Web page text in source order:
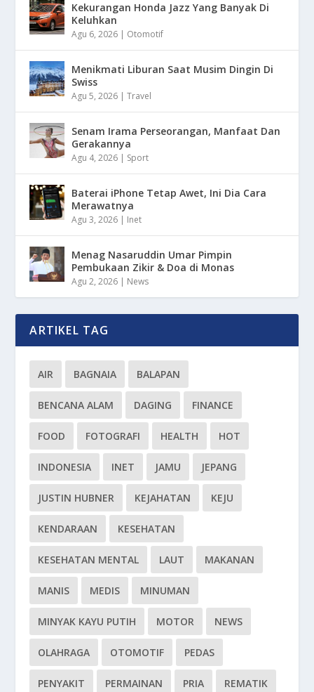
Kekurangan Honda Jazz Yang Banyak Di
Keluhkan
Agu 6, 2026 | Otomotif
Menikmati Liburan Saat Musim Dingin Di
Swiss
Agu 5, 2026 |Travel
Senam Irama Perseorangan, Manfaat Dan
Gerakannya
Agu 4, 2026 | Sport
Baterai iPhone Tetap Awet, Ini Dia Cara
Merawatnya
Agu 3, 2026 | Inet
Menag Nasaruddin Umar Pimpin
Pembukaan Zikir & Doa di Monas
Agu 2, 2026 | News
ARTIKEL TAG
AIR BAGNAIA BALAPAN
BENCANA ALAM DAGING FINANCE
FOOD FOTOGRAFI HEALTH HOT
INDONESIA INET JAMU JEPANG
JUSTIN HUBNER KEJAHATAN KEJU
KENDARAAN KESEHATAN
KESEHATAN MENTAL LAUT MAKANAN
MANIS MEDIS MINUMAN
MINYAK KAYU PUTIH MOTOR NEWS
OLAHRAGA OTOMOTIF PEDAS
PENYAKIT PERMAINAN PRIA REMATIK